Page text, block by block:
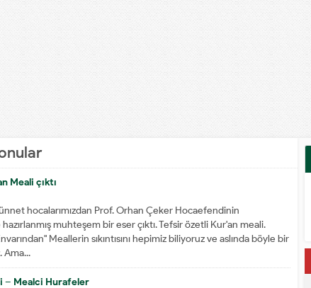
Meali çıktı
hocalarımızdan Prof. Orhan Çeker Hocaefendinin
muhteşem bir eser çıktı. Tefsir özetli Kur'an meali.
Meallerin sıkıntısını hepimiz biliyoruz ve aslında böyle bir
Ama...
– Mealci Hurafeler